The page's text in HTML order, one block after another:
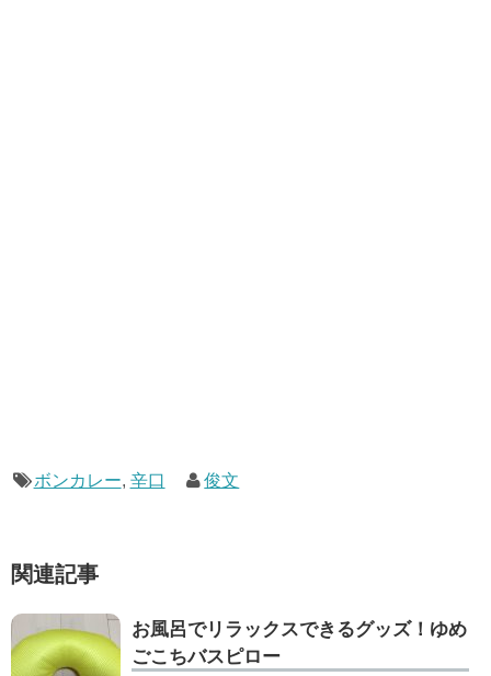
ボンカレー, 辛口 俊文
関連記事
お風呂でリラックスできるグッズ！ゆめ
ごこちバスピロー